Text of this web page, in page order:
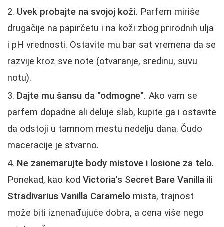
Uvek probajte na svojoj koži. Parfem miriše
drugačije na papirčetu i na koži zbog prirodnih ulja
i pH vrednosti. Ostavite mu bar sat vremena da se
razvije kroz sve note (otvaranje, sredinu, suvu
notu).
Dajte mu šansu da "odmogne". Ako vam se
parfem dopadne ali deluje slab, kupite ga i ostavite
da odstoji u tamnom mestu nedelju dana. Čudo
maceracije je stvarno.
Ne zanemarujte body mistove i losione za telo.
Ponekad, kao kod Victoria's Secret Bare Vanilla ili
Stradivarius Vanilla Caramelo mista, trajnost
može biti iznenađujuće dobra, a cena više nego